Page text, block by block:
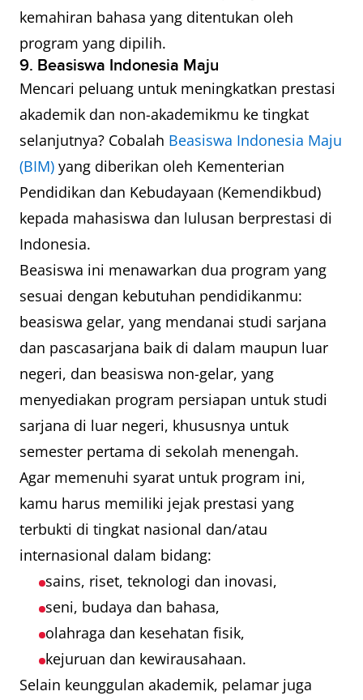
kemahiran bahasa yang ditentukan oleh
program yang dipilih.
9. Beasiswa Indonesia Maju
Mencari peluang untuk meningkatkan prestasi
akademik dan non-akademikmu ke tingkat
selanjutnya? Cobalah Beasiswa Indonesia Maju
(BIM) yang diberikan oleh Kementerian
Pendidikan dan Kebudayaan (Kemendikbud)
kepada mahasiswa dan lulusan berprestasi di
Indonesia.
Beasiswa ini menawarkan dua program yang
sesuai dengan kebutuhan pendidikanmu:
beasiswa gelar, yang mendanai studi sarjana
dan pascasarjana baik di dalam maupun luar
negeri, dan beasiswa non-gelar, yang
menyediakan program persiapan untuk studi
sarjana di luar negeri, khususnya untuk
semester pertama di sekolah menengah.
Agar memenuhi syarat untuk program ini,
kamu harus memiliki jejak prestasi yang
terbukti di tingkat nasional dan/atau
internasional dalam bidang:
sains, riset, teknologi dan inovasi,
seni, budaya dan bahasa,
olahraga dan kesehatan fisik,
kejuruan dan kewirausahaan.
Selain keunggulan akademik, pelamar juga